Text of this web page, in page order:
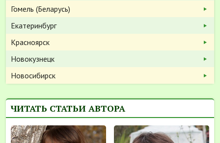
Гомель (Беларусь)
Екатеринбург
Красноярск
Новокузнецк
Новосибирск
ЧИТАТЬ СТАТЬИ АВТОРА